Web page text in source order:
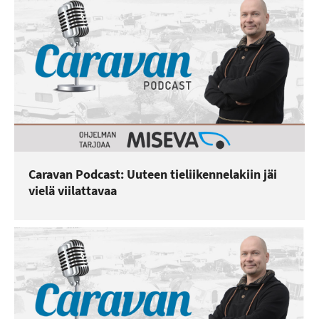
Caravan Podcast: Uuteen tieliikennelakiin jäi
vielä viilattavaa